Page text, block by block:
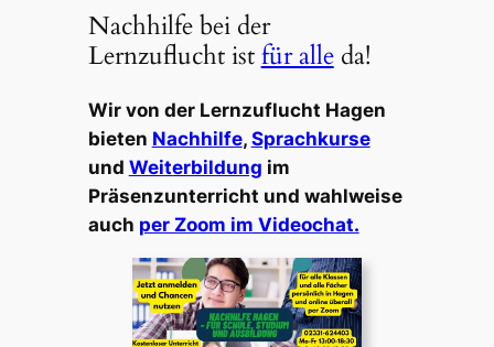
Nachhilfe bei der
Lernzuflucht istfür alleda!
Wir von der Lernzuflucht Hagen
bieten Nachhilfe, Sprachkurse
und Weiterbildung im
Präsenzunterricht und wahlweise
auch per Zoom im Videochat.